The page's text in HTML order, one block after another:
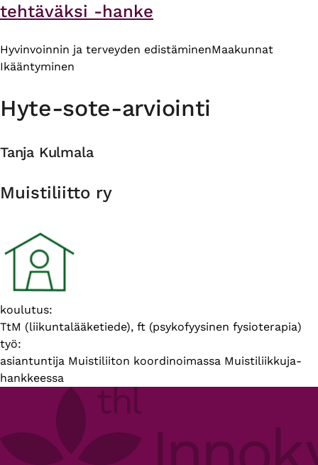
tehtäväksi -hanke
Hyvinvoinnin ja terveyden edistäminenMaakunnat
Ikääntyminen
Hyte-sote-arviointi
Tanja Kulmala
Organisaatio
Muistiliitto ry
Esittelyteksti
koulutus:
TtM (liikuntalääketiede), ft (psykofyysinen fysioterapia)
työ:
asiantuntija Muistiliiton koordinoimassa Muistiliikkuja-
hankkeessa